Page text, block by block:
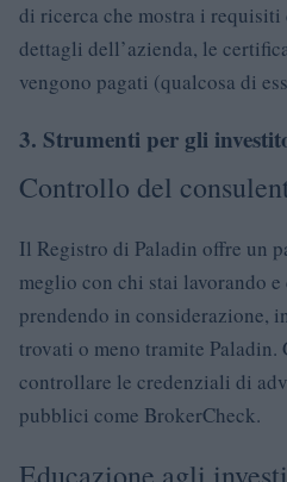
di ricerca che mostra i
dettagli dell’azienda, le
vengono pagati (qualcosa di
3. Strumenti per gli
Controllo del
Il Registro di Paladin offre un
meglio con chi stai lavorando
prendendo in considerazione,
trovati o meno tramite
controllare le credenziali di
pubblici come BrokerCheck.